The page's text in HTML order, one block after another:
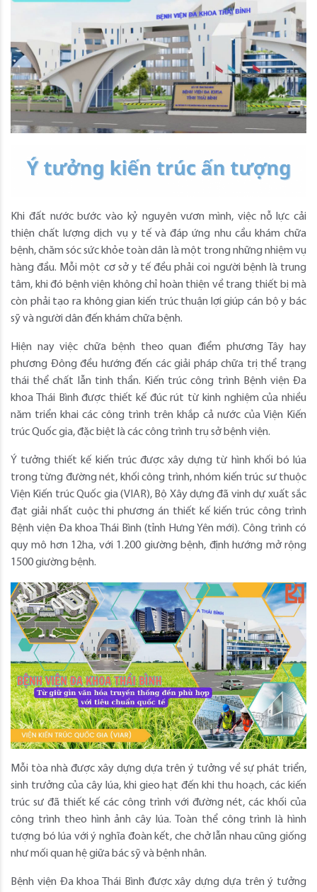
Khi đất nước bước vào kỷ nguyên vươn mình, việc nỗ lực cải
thiện chất lượng dịch vụ y tế và đáp ứng nhu cầu khám chữa
bệnh, chăm sóc sức khỏe toàn dân là một trong những nhiệm vụ
hàng đầu. Mỗi một cơ sở y tế đều phải coi người bệnh là trung
tâm, khi đó bệnh viện không chỉ hoàn thiện về trang thiết bị mà
còn phải tạo ra không gian kiến trúc thuận lợi giúp cán bộ y bác
sỹ và người dân đến khám chữa bệnh.
Hiện nay việc chữa bệnh theo quan điểm phương Tây hay
phương Đông đều hướng đến các giải pháp chữa trị thể trạng
thái thể chất lẫn tinh thần. Kiến trúc công trình Bệnh viện Đa
khoa Thái Bình được thiết kế đúc rút từ kinh nghiệm của nhiều
năm triển khai các công trình trên khắp cả nước của Viện Kiến
trúc Quốc gia, đặc biệt là các công trình trụ sở bệnh viện.
Ý tưởng thiết kế kiến trúc được xây dựng từ hình khối bó lúa
trong từng đường nét, khối công trình, nhóm kiến trúc sư thuộc
Viện Kiến trúc Quốc gia (VIAR), Bộ Xây dựng đã vinh dự xuất sắc
đạt giải nhất cuộc thi phương án thiết kế kiến trúc công trình
Bệnh viện Đa khoa Thái Bình (tỉnh Hưng Yên mới). Công trình có
quy mô hơn 12ha, với 1.200 giường bệnh, định hướng mở rộng
1500 giường bệnh.
Mỗi tòa nhà được xây dựng dựa trên ý tưởng về sự phát triển,
sinh trưởng của cây lúa, khi gieo hạt đến khi thu hoạch, các kiến
trúc sư đã thiết kế các công trình với đường nét, các khối của
công trình theo hình ảnh cây lúa. Toàn thể công trình là hình
tượng bó lúa với ý nghĩa đoàn kết, che chở lẫn nhau cũng giống
như mối quan hệ giữa bác sỹ và bệnh nhân.
Bệnh viện Đa khoa Thái Bình được xây dựng dựa trên ý tưởng